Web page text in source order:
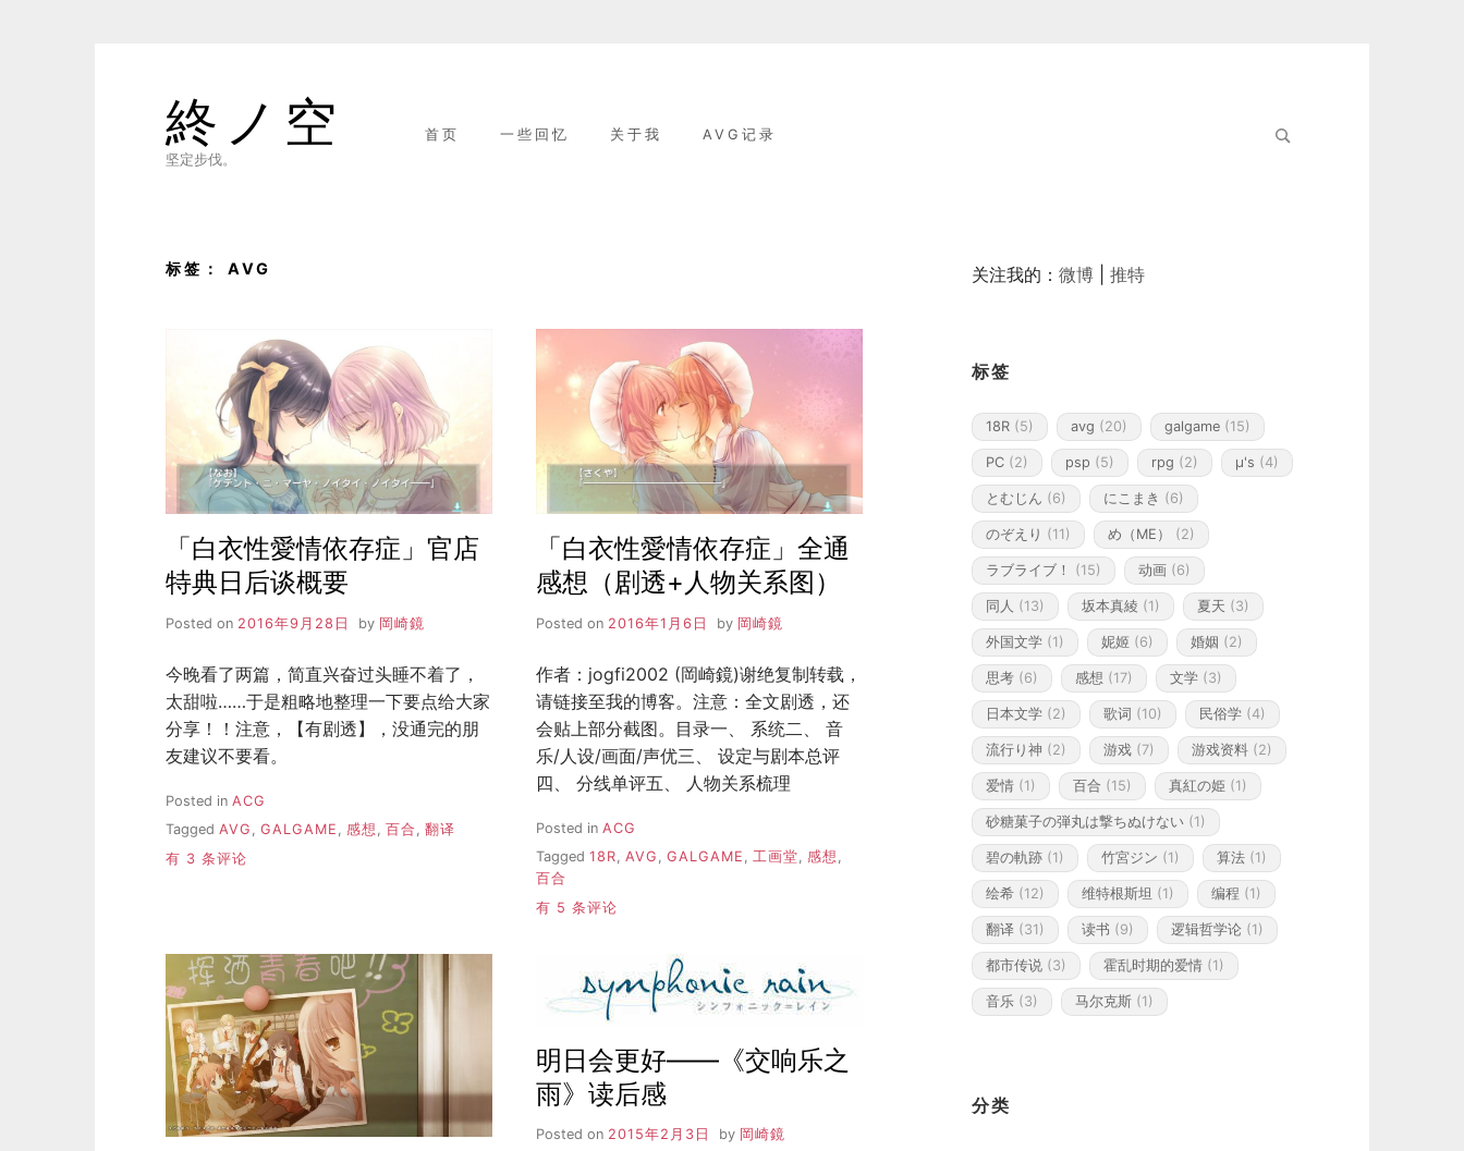
終ノ空
坚定步伐。
首页 一些回忆 关于我 AVG记录
for:
标签： AVG
「白衣性愛情依存症」官店
特典日后谈概要
Posted on 2016年9月28日 by 岡崎鏡
今晚看了两篇，简直兴奋过头睡不着了，
太甜啦……于是粗略地整理一下要点给大家
分享！！注意，【有剧透】，没通完的朋
友建议不要看。
Posted in ACG
Tagged AVG , GALGAME , 感想 , 百合 , 翻译
「白
存
症」
官
店
特
典
日
后
有 3 条评论
「白衣性愛情依存症」全通
感想（剧透+人物关系图）
Posted on 2016年1月6日 by 岡崎鏡
作者：jogfi2002 (岡崎鏡)谢绝复制转载，
请链接至我的博客。注意：全文剧透，还
会贴上部分截图。目录一、 系统二、 音
乐/人设/画面/声优三、 设定与剧本总评
四、 分线单评五、 人物关系梳理
Posted in ACG
Tagged 18R, AVG , GALGAME , 工画堂, 感想 ,
百合
「白
症」
全
通
有 5 条评论
明日会更好——《交响乐之
雨》读后感
Posted on 2015年2月3日 by 岡崎鏡
关注我的： 微博 推特
标签
18R (5) avg (20) galgame (15)
PC (2) psp (5) rpg (2) μ's (4)
とむじん (6) にこまき (6)
のぞえり (11) め（ME） (2)
ラブライブ！ (15) 动画 (6)
同人 (13) 坂本真綾 (1) 夏天 (3)
外国文学 (1) 妮姬 (6) 婚姻 (2)
思考 (6) 感想 (17) 文学 (3)
日本文学 (2) 歌词 (10) 民俗学 (4)
流行り神 (2) 游戏 (7) 游戏资料 (2)
爱情 (1) 百合 (15) 真紅の姫 (1)
砂糖菓子の弾丸は撃ちぬけない (1)
碧の軌跡 (1) 竹宮ジン (1) 算法 (1)
绘希 (12) 维特根斯坦 (1) 编程 (1)
翻译 (31) 读书 (9) 逻辑哲学论 (1)
都市传说 (3) 霍乱时期的爱情 (1)
音乐 (3) 马尔克斯 (1)
分类